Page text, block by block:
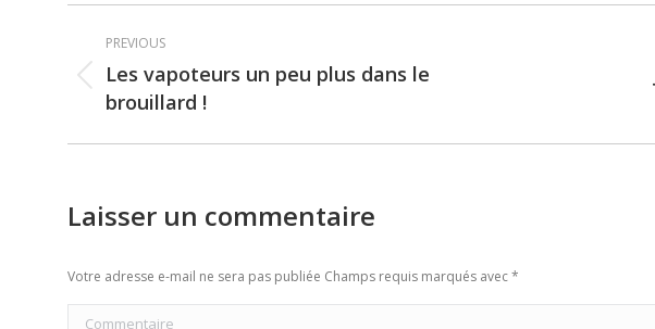
Post
navigation
PREVIOUS
Previous
post:
Les vapoteurs un peu plus dans le
brouillard !
Laisser un commentaire
Votre adresse e-mail ne sera pas publiée Champs requis marqués avec*
Commentaire